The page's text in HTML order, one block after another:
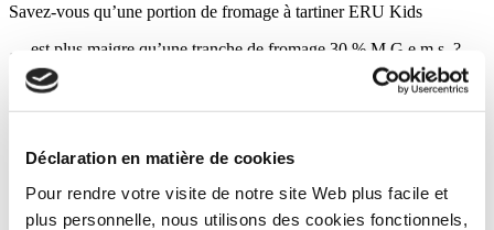
Déclaration en matière de cookies
Pour rendre votre visite de notre site Web plus facile et
plus personnelle, nous utilisons des cookies fonctionnels,
Savez-vous qu’une portion de fromage à tartiner ERU Kids
… est plus maigre qu’une tranche de fromage 30 % M.G.e.m.s. ?
… contient moins de sel qu’une portion de saucisson ?
… contient autant de calcium qu’un demi-verre de lait demi écrémé
?